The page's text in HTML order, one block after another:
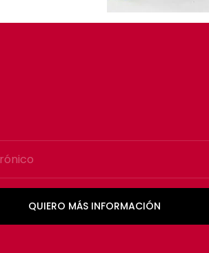
QUIERO MÁS INFORMACIÓN